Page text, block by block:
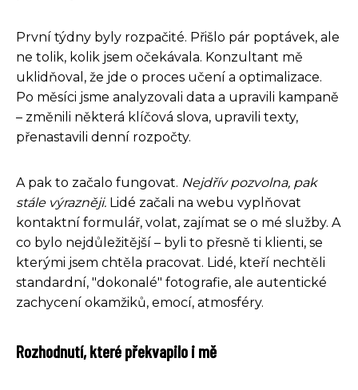
První týdny byly rozpačité. Přišlo pár poptávek, ale
ne tolik, kolik jsem očekávala. Konzultant mě
uklidňoval, že jde o proces učení a optimalizace.
Po měsíci jsme analyzovali data a upravili kampaně
– změnili některá klíčová slova, upravili texty,
přenastavili denní rozpočty.
A pak to začalo fungovat. Nejdřív pozvolna, pak
stále výrazněji. Lidé začali na webu vyplňovat
kontaktní formulář, volat, zajímat se o mé služby. A
co bylo nejdůležitější – byli to přesně ti klienti, se
kterými jsem chtěla pracovat. Lidé, kteří nechtěli
standardní, "dokonalé" fotografie, ale autentické
zachycení okamžiků, emocí, atmosféry.
Rozhodnutí, které překvapilo i mě